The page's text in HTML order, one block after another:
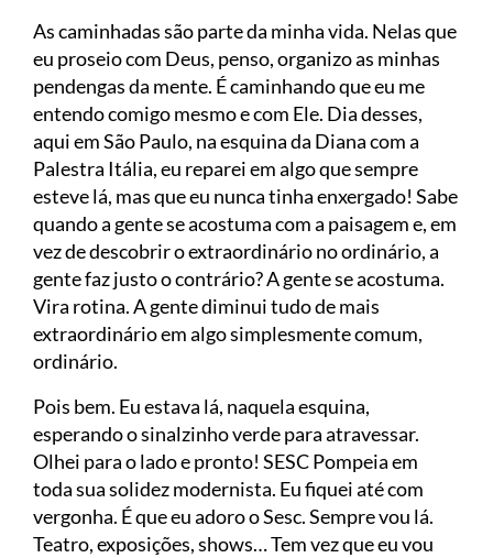
As caminhadas são parte da minha vida. Nelas que
eu proseio com Deus, penso, organizo as minhas
pendengas da mente. É caminhando que eu me
entendo comigo mesmo e com Ele. Dia desses,
aqui em São Paulo, na esquina da Diana com a
Palestra Itália, eu reparei em algo que sempre
esteve lá, mas que eu nunca tinha enxergado! Sabe
quando a gente se acostuma com a paisagem e, em
vez de descobrir o extraordinário no ordinário, a
gente faz justo o contrário? A gente se acostuma.
Vira rotina. A gente diminui tudo de mais
extraordinário em algo simplesmente comum,
ordinário.
Pois bem. Eu estava lá, naquela esquina,
esperando o sinalzinho verde para atravessar.
Olhei para o lado e pronto! SESC Pompeia em
toda sua solidez modernista. Eu fiquei até com
vergonha. É que eu adoro o Sesc. Sempre vou lá.
Teatro, exposições, shows… Tem vez que eu vou